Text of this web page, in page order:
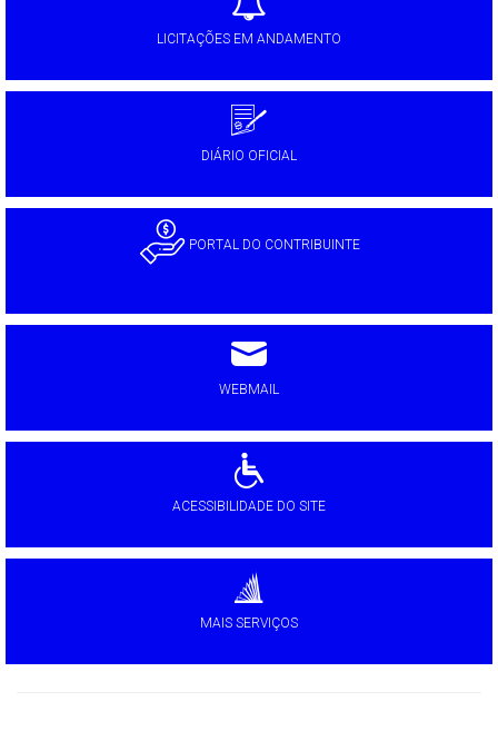
LICITAÇÕES EM ANDAMENTO
DIÁRIO OFICIAL
PORTAL DO CONTRIBUINTE
WEBMAIL
ACESSIBILIDADE DO SITE
MAIS SERVIÇOS